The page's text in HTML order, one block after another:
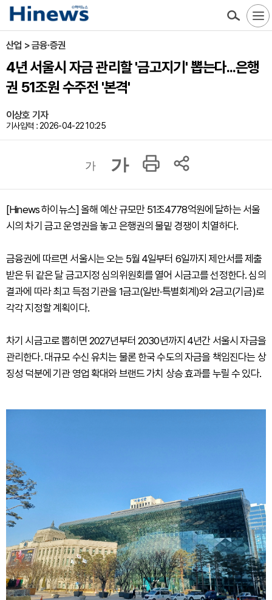
산업 > 금융·증권
4년 서울시 자금 관리할 '금고지기' 뽑는다...은행
권 51조원 수주전 '본격'
이상호 기자
기사입력 : 2026-04-22 10:25
가 가
[Hinews 하이뉴스] 올해 예산 규모만 51조4778억원에 달하는 서울
시의 차기 금고 운영권을 놓고 은행권의 물밑 경쟁이 치열하다.
금융권에 따르면 서울시는 오는 5월 4일부터 6일까지 제안서를 제출
받은 뒤 같은 달 금고지정 심의위원회를 열어 시금고를 선정한다. 심의
결과에 따라 최고 득점 기관을 1금고(일반·특별회계)와 2금고(기금)로
각각 지정할 계획이다.
차기 시금고로 뽑히면 2027년부터 2030년까지 4년간 서울시 자금을
관리한다. 대규모 수신 유치는 물론 한국 수도의 자금을 책임진다는 상
징성 덕분에 기관 영업 확대와 브랜드 가치 상승 효과를 누릴 수 있다.